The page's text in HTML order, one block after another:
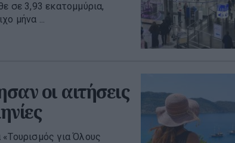
σε 3,93 εκατομμύρια,
μήνα ...
οι αιτήσεις
για Όλους